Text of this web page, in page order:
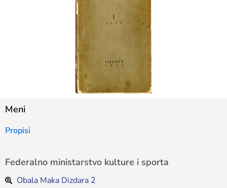
Meni
Propisi
Federalno ministarstvo kulture i sporta
Obala Maka Dizdara 2